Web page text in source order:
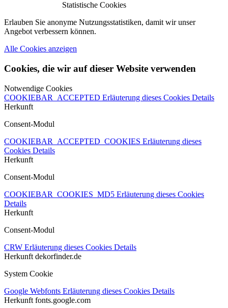
Statistische Cookies
Erlauben Sie anonyme Nutzungsstatistiken, damit wir unser
Angebot verbessern können.
Alle Cookies anzeigen
Cookies, die wir auf dieser Website verwenden
Notwendige Cookies
COOKIEBAR_ACCEPTED Erläuterung dieses Cookies Details
Herkunft
Consent-Modul
COOKIEBAR_ACCEPTED_COOKIES Erläuterung dieses
Cookies Details
Herkunft
Consent-Modul
COOKIEBAR_COOKIES_MD5 Erläuterung dieses Cookies
Details
Herkunft
Consent-Modul
CRW Erläuterung dieses Cookies Details
Herkunft dekorfinder.de
System Cookie
Google Webfonts Erläuterung dieses Cookies Details
Herkunft fonts.google.com